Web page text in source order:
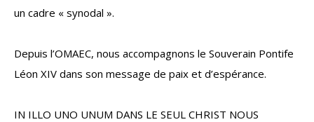
un cadre « synodal ».
Depuis l’OMAEC, nous accompagnons le Souverain Pontife
Léon XIV dans son message de paix et d’espérance.
IN ILLO UNO UNUM DANS LE SEUL CHRIST NOUS